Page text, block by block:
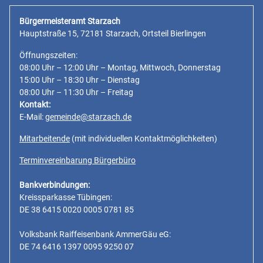
Bürgermeisteramt Starzach
Hauptstraße 15, 72181 Starzach, Ortsteil Bierlingen
Öffnungszeiten:
08:00 Uhr – 12:00 Uhr – Montag, Mittwoch, Donnerstag
15:00 Uhr – 18:30 Uhr – Dienstag
08:00 Uhr – 11:30 Uhr – Freitag
Kontakt:
E-Mail:gemeinde@starzach.de
Mitarbeitende (mit individuellen Kontaktmöglichkeiten)
Terminvereinbarung Bürgerbüro
Bankverbindungen:
Kreissparkasse Tübingen:
DE 38 6415 0020 0005 0781 85
Volksbank Raiffeisenbank AmmerGäu eG:
DE 74 6416 1397 0095 9250 07